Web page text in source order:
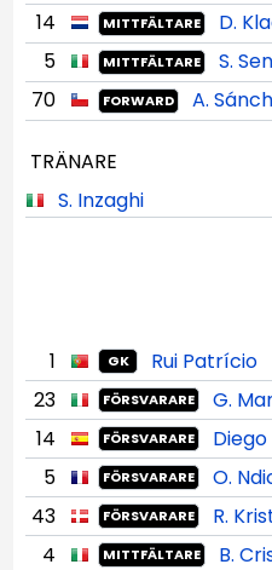
14
MITTFÄLTARE
D.
5
MITTFÄLTARE
S.
70
FORWARD A.
TRÄNARE
S. Inzaghi
1 GK
Rui Patrício
23
FÖRSVARARE G.
14 FÖRSVARARE
5
FÖRSVARARE O.
43 FÖRSVARARE
R.
4
MITTFÄLTARE B.